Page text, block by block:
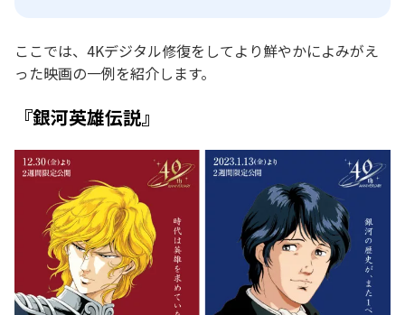
ここでは、4Kデジタル修復をしてより鮮やかによみがえ
った映画の一例を紹介します。
『銀河英雄伝説』